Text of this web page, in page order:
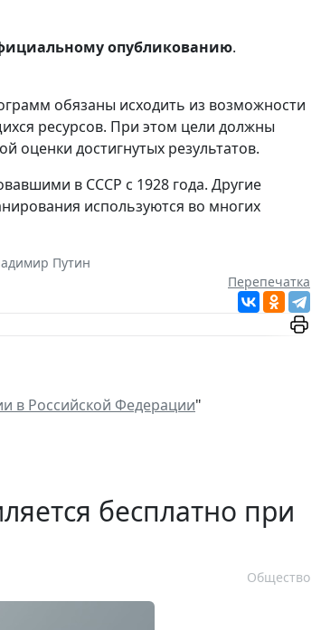
опубликованию.
обязаны исходить из возможности
ресурсов. При этом цели должны
оценки достигнутых результатов.
в СССР с 1928 года. Другие
используются во многих
Путин
Перепечатка
в Российской Федерации"
бесплатно при
Общество